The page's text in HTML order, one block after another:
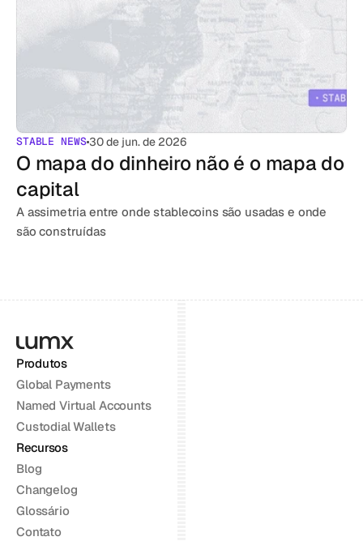
STABLE NEWS30 de jun. de 2026
O mapa do dinheiro não é o mapa do
capital
A assimetria entre onde stablecoins são usadas e onde
são construídas
Produtos
Global Payments
Named Virtual Accounts
Custodial Wallets
Recursos
Blog
Changelog
Glossário
Contato